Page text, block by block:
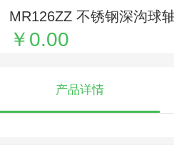
MR126ZZ 不锈钢深沟球
￥0.00
产品详情